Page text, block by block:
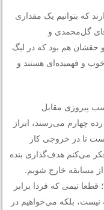
که بتوانیم یک مقداری
گل‌محمدی و
حقشان هم بود که در لیگ
و فهمیده‌ای هستند و
پیروزی مقابل
چهارم می‌رسند، ابراز
تا در خروجی کار
فکر می‌کنم هدف‌گذاری بنده
مسابقه خارج شویم.
تیمی که فردا برابر
بلکه می‌خواهیم در